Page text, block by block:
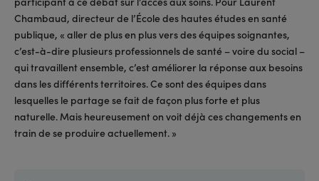
Chambaud, directeur de l’École des hautes études en santé
publique, « aller de plus en plus vers des équipes soignantes,
c’est-à-dire plusieurs professionnels de santé – voire du social –
qui travaillent ensemble, c’est améliorer la réponse aux besoins
dans les différents territoires. Ce sont des équipes dans
lesquelles le partage se fait de façon plus forte et plus
naturelle. Mais heureusement on voit déjà ces changements en
train de se produire actuellement. »